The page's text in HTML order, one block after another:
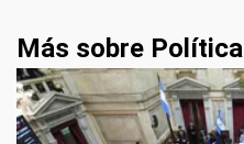
Más sobre Política